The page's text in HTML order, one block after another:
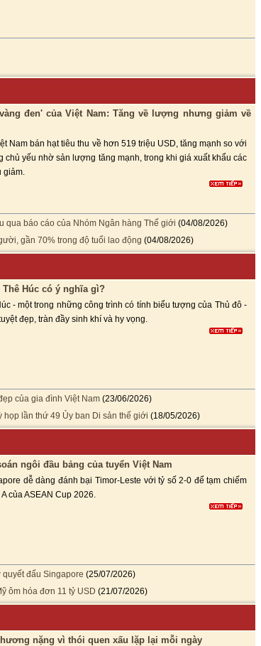
đen' của Việt Nam: Tăng về lượng nhưng giảm về
Nam bán hạt tiêu thu về hơn 519 triệu USD, tăng mạnh so với
chủ yếu nhờ sản lượng tăng mạnh, trong khi giá xuất khẩu các
giảm.
qua báo cáo của Nhóm Ngân hàng Thế giới (04/08/2026)
gần 70% trong độ tuổi lao động (04/08/2026)
Thê Húc có ý nghĩa gì?
- một trong những công trình có tính biểu tượng của Thủ đô -
đẹp, tràn đầy sinh khí và hy vọng.
của gia đình Việt Nam (23/06/2026)
họp lần thứ 49 Ủy ban Di sản thế giới (18/05/2026)
ngôi đầu bảng của tuyển Việt Nam
dễ dàng đánh bại Timor-Leste với tỷ số 2-0 để tạm chiếm
của ASEAN Cup 2026.
đấu Singapore (25/07/2026)
ôm hóa đơn 11 tỷ USD (21/07/2026)
nặng vì thói quen xấu lặp lại mỗi ngày